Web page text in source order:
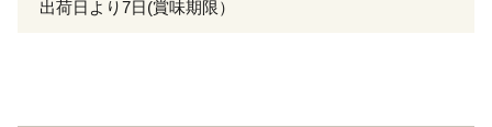
出荷日より7日(賞味期限）